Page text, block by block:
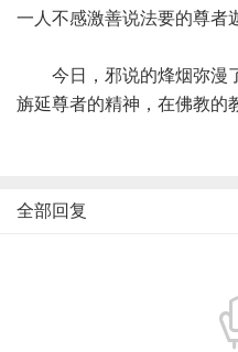
一人不感激善说法要的尊者
今日，邪说的烽烟弥漫
旃延尊者的精神，在佛教的
全部回复